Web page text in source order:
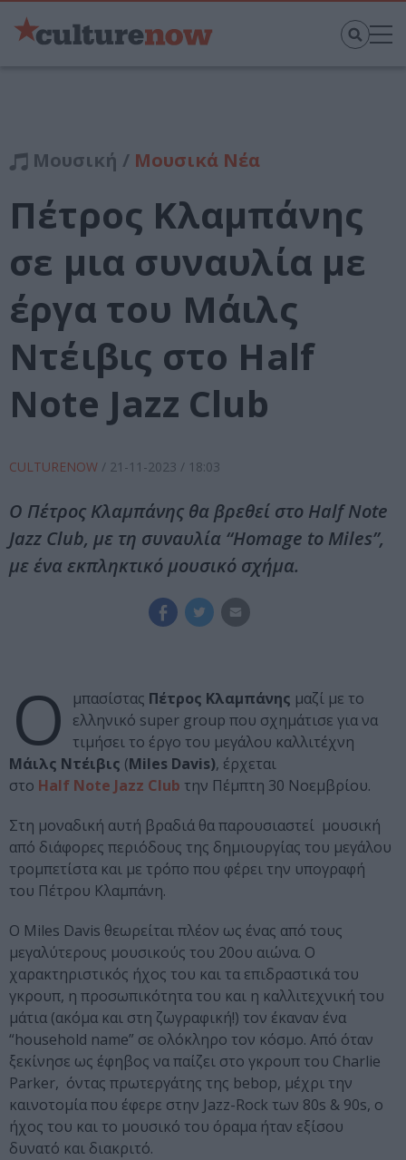
Μουσική / Μουσικά Νέα
Πέτρος Κλαμπάνης
σε μια συναυλία με
έργα του Μάιλς
Ντέιβις στο Half
Note Jazz Club
CULTURENOW / 21-11-2023 / 18:03
Ο Πέτρος Κλαμπάνης θα βρεθεί στο Half Note
Jazz Club, με τη συναυλία “Homage to Miles”,
με ένα εκπληκτικό μουσικό σχήμα.
Ο μπασίστας Πέτρος Κλαμπάνης μαζί με το
ελληνικό super group που σχημάτισε για να
τιμήσει το έργο του μεγάλου καλλιτέχνη
Μάιλς Ντέιβις (Miles Davis), έρχεται
στο Half Note Jazz Club την Πέμπτη 30 Νοεμβρίου.
Στη μοναδική αυτή βραδιά θα παρουσιαστεί μουσική
από διάφορες περιόδους της δημιουργίας του μεγάλου
τρομπετίστα και με τρόπο που φέρει την υπογραφή
του Πέτρου Κλαμπάνη.
Ο Miles Davis θεωρείται πλέον ως ένας από τους
μεγαλύτερους μουσικούς του 20ου αιώνα. Ο
χαρακτηριστικός ήχος του και τα επιδραστικά του
γκρουπ, η προσωπικότητα του και η καλλιτεχνική του
μάτια (ακόμα και στη ζωγραφική!) τον έκαναν ένα
“household name” σε ολόκληρο τον κόσμο. Από όταν
ξεκίνησε ως έφηβος να παίζει στο γκρουπ του Charlie
Parker, όντας πρωτεργάτης της bebop, μέχρι την
καινοτομία που έφερε στην Jazz-Rock των 80s & 90s, ο
ήχος του και το μουσικό του όραμα ήταν εξίσου
δυνατό και διακριτό.